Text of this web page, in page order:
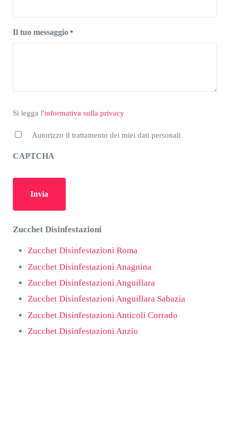
Il tuo messaggio *
Si legga l'informativa sulla privacy
Autorizzo il trattamento dei miei dati personali
CAPTCHA
Zucchet Disinfestazioni
Zucchet Disinfestazioni Roma
Zucchet Disinfestazioni Anagnina
Zucchet Disinfestazioni Anguillara
Zucchet Disinfestazioni Anguillara Sabazia
Zucchet Disinfestazioni Anticoli Corrado
Zucchet Disinfestazioni Anzio